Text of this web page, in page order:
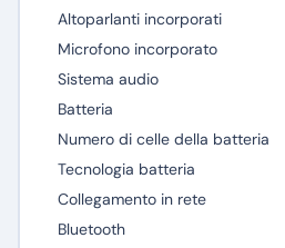
Altoparlanti incorporati
Microfono incorporato
Sistema audio
Batteria
Numero di celle della batteria
Tecnologia batteria
Collegamento in rete
Bluetooth